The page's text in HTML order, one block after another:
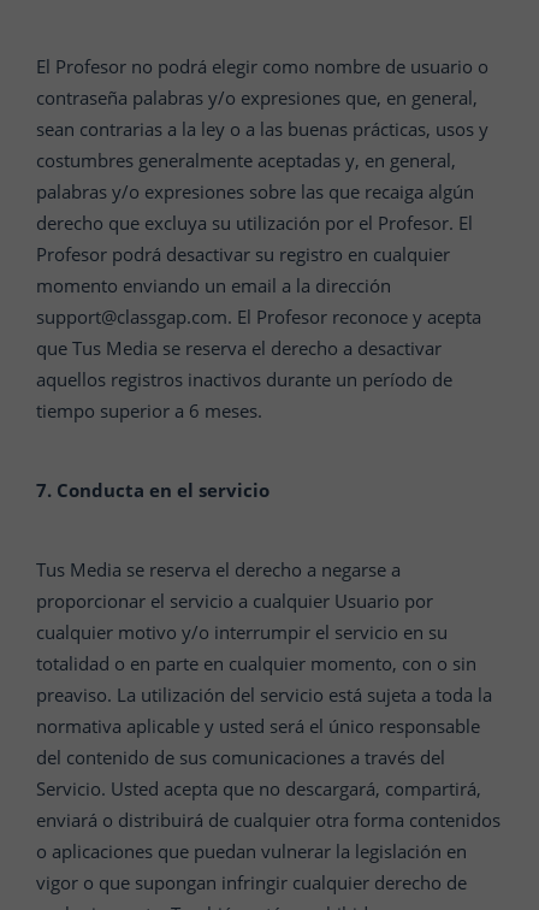
El Profesor no podrá elegir como nombre de usuario o
contraseña palabras y/o expresiones que, en general,
sean contrarias a la ley o a las buenas prácticas, usos y
costumbres generalmente aceptadas y, en general,
palabras y/o expresiones sobre las que recaiga algún
derecho que excluya su utilización por el Profesor. El
Profesor podrá desactivar su registro en cualquier
momento enviando un email a la dirección
support@classgap.com. El Profesor reconoce y acepta
que Tus Media se reserva el derecho a desactivar
aquellos registros inactivos durante un período de
tiempo superior a 6 meses.
7. Conducta en el servicio
Tus Media se reserva el derecho a negarse a
proporcionar el servicio a cualquier Usuario por
cualquier motivo y/o interrumpir el servicio en su
totalidad o en parte en cualquier momento, con o sin
preaviso. La utilización del servicio está sujeta a toda la
normativa aplicable y usted será el único responsable
del contenido de sus comunicaciones a través del
Servicio. Usted acepta que no descargará, compartirá,
enviará o distribuirá de cualquier otra forma contenidos
o aplicaciones que puedan vulnerar la legislación en
vigor o que supongan infringir cualquier derecho de